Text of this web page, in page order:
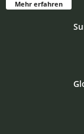
Mehr erfahren